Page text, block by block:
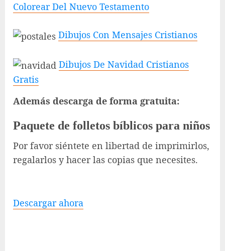
Colorear Del Nuevo Testamento
Dibujos Con Mensajes Cristianos
Dibujos De Navidad Cristianos
Gratis
Además descarga de forma gratuita:
Paquete de folletos bíblicos para niños
Por favor siéntete en libertad de imprimirlos,
regalarlos y hacer las copias que necesites.
Descargar ahora